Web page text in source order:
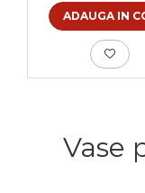
ADAUGA IN
Vase